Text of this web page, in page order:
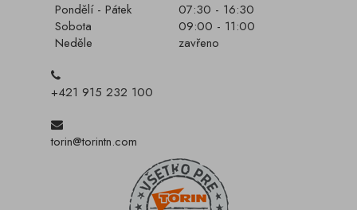
Pondělí - Pátek
07:30 - 16:30
Sobota
09:00 - 11:00
Neděle
zavřeno
+421 915 232 100
torin@torintn.com